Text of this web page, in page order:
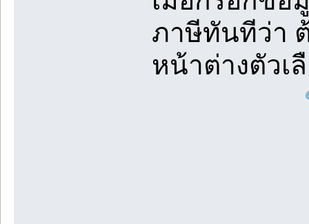
ภาษีทันทีว่า
หน้าต่างตัวเ